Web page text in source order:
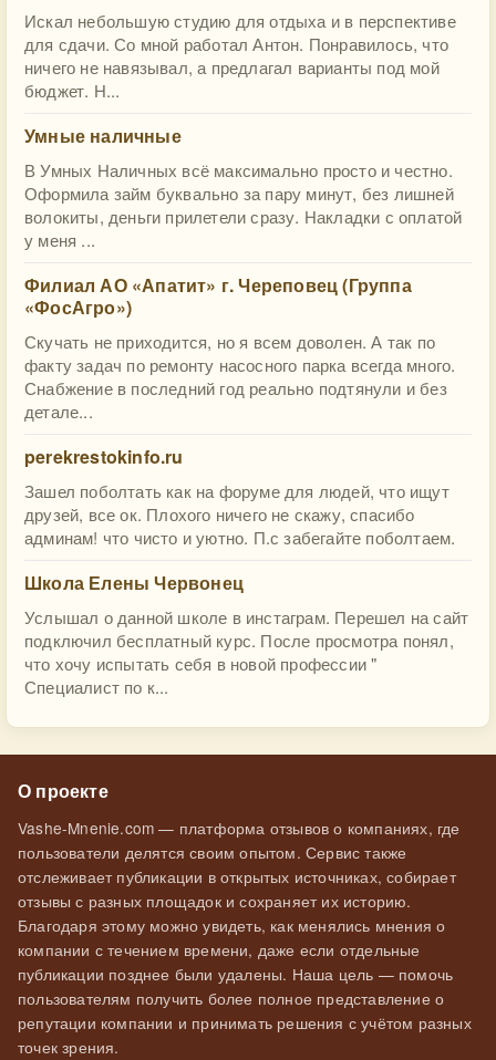
Искал небольшую студию для отдыха и в перспективе
для сдачи. Со мной работал Антон. Понравилось, что
ничего не навязывал, а предлагал варианты под мой
бюджет. Н...
Умные наличные
В Умных Наличных всё максимально просто и честно.
Оформила займ буквально за пару минут, без лишней
волокиты, деньги прилетели сразу. Накладки с оплатой
у меня ...
Филиал АО «Апатит» г. Череповец (Группа
«ФосАгро»)
Скучать не приходится, но я всем доволен. А так по
факту задач по ремонту насосного парка всегда много.
Снабжение в последний год реально подтянули и без
детале...
perekrestokinfo.ru
Зашел поболтать как на форуме для людей, что ищут
друзей, все ок. Плохого ничего не скажу, спасибо
админам! что чисто и уютно. П.с забегайте поболтаем.
Школа Елены Червонец
Услышал о данной школе в инстаграм. Перешел на сайт
подключил бесплатный курс. После просмотра понял,
что хочу испытать себя в новой профессии "
Специалист по к...
О проекте
Vashe-Mnenie.com — платформа отзывов о компаниях, где
пользователи делятся своим опытом. Сервис также
отслеживает публикации в открытых источниках, собирает
отзывы с разных площадок и сохраняет их историю.
Благодаря этому можно увидеть, как менялись мнения о
компании с течением времени, даже если отдельные
публикации позднее были удалены. Наша цель — помочь
пользователям получить более полное представление о
репутации компании и принимать решения с учётом разных
точек зрения.